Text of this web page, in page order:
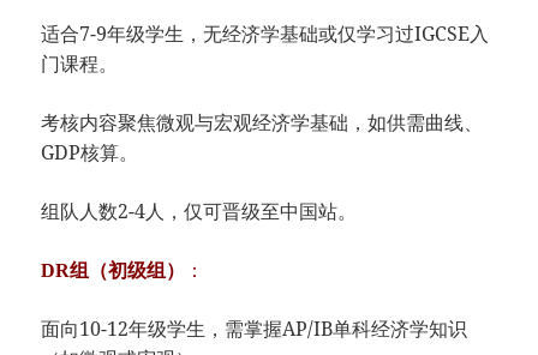
适合7-9年级学生，无经济学基础或仅学习过IGCSE入
门课程。
考核内容聚焦微观与宏观经济学基础，如供需曲线、
GDP核算。
组队人数2-4人，仅可晋级至中国站。
​DR组（初级组）​ ​：
面向10-12年级学生，需掌握AP/IB单科经济学知识